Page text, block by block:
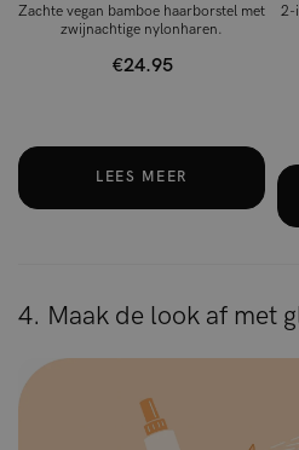
Zachte vegan bamboe haarborstel met
zwijnachtige nylonharen.
€24.95
LEES MEER
2-
4. Maak de look af met